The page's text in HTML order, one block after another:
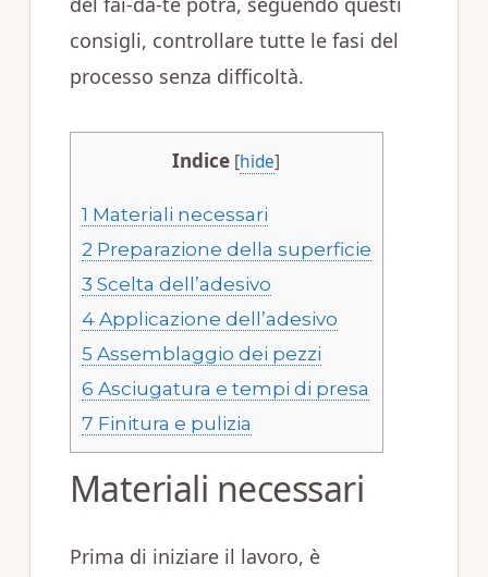
consigli, controllare tutte le fasi del
processo senza difficoltà.
Indice [hide]
1 Materiali necessari
2 Preparazione della superficie
3 Scelta dell’adesivo
4Applicazione dell’adesivo
5 Assemblaggio dei pezzi
6 Asciugatura e tempi di presa
7 Finitura e pulizia
Materiali necessari
Prima di iniziare il lavoro, è